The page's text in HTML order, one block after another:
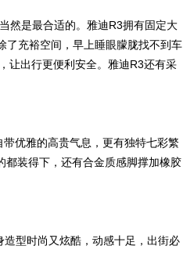
然是最合适的。雅迪R3拥有固定大
了充裕空间，早上睡眼朦胧找不到车
让出行更便利安全。雅迪R3还有采
优雅的高贵气息，更有独特七彩繁
都装得下，还有合金质感脚撑加橡胶
型时尚又炫酷，动感十足，出街必